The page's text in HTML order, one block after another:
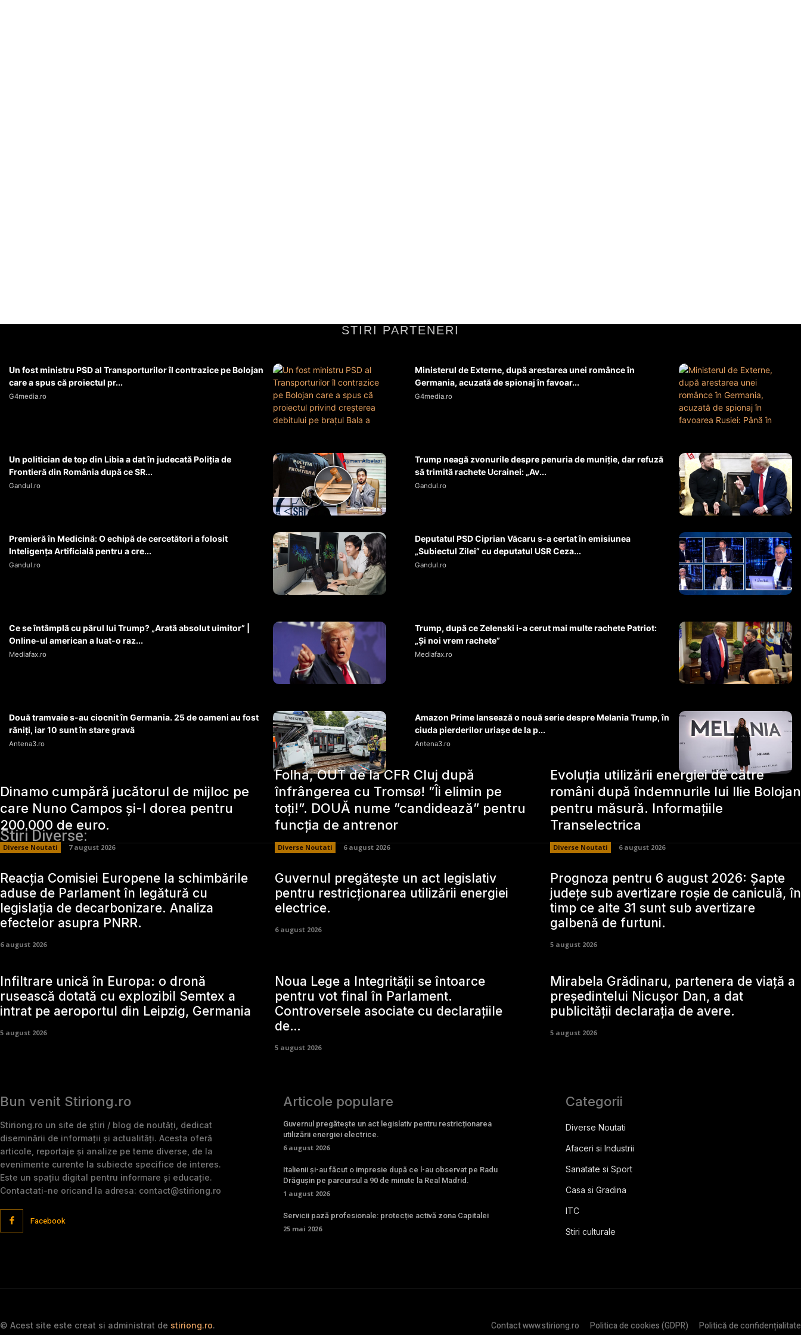
STIRI PARTENERI
Un fost ministru PSD al Transporturilor îl contrazice pe Bolojan
care a spus că proiectul pr...
G4media.ro
Ministerul de Externe, după arestarea unei românce în
Germania, acuzată de spionaj în favoar...
G4media.ro
Un politician de top din Libia a dat în judecată Poliția de
Frontieră din România după ce SR...
Gandul.ro
Trump neagă zvonurile despre penuria de muniție, dar refuză
să trimită rachete Ucrainei: „Av...
Gandul.ro
Premieră în Medicină: O echipă de cercetători a folosit
Inteligența Artificială pentru a cre...
Gandul.ro
Deputatul PSD Ciprian Văcaru s-a certat în emisiunea
„Subiectul Zilei” cu deputatul USR Ceza...
Gandul.ro
Ce se întâmplă cu părul lui Trump? „Arată absolut uimitor” |
Online-ul american a luat-o raz...
Mediafax.ro
Trump, după ce Zelenski i-a cerut mai multe rachete Patriot:
„Și noi vrem rachete”
Mediafax.ro
Două tramvaie s-au ciocnit în Germania. 25 de oameni au fost
răniți, iar 10 sunt în stare gravă
Antena3.ro
Amazon Prime lansează o nouă serie despre Melania Trump, în
ciuda pierderilor uriașe de la p...
Antena3.ro
Stiri Diverse:
Dinamo cumpără jucătorul de mijloc pe
care Nuno Campos și-l dorea pentru
200.000 de euro.
Diverse Noutati 7 august 2026
Folha, OUT de la CFR Cluj după
înfrângerea cu Tromsø! ”Îi elimin pe
toți!”. DOUĂ nume ”candidează” pentru
funcția de antrenor
Diverse Noutati 6 august 2026
Evoluția utilizării energiei de către
români după îndemnurile lui Ilie Bolojan
pentru măsură. Informațiile
Transelectrica
Diverse Noutati 6 august 2026
Reacția Comisiei Europene la schimbările
aduse de Parlament în legătură cu
legislația de decarbonizare. Analiza
efectelor asupra PNRR.
6 august 2026
Guvernul pregătește un act legislativ
pentru restricționarea utilizării energiei
electrice.
6 august 2026
Prognoza pentru 6 august 2026: Șapte
județe sub avertizare roșie de caniculă, în
timp ce alte 31 sunt sub avertizare
galbenă de furtuni.
5 august 2026
Infiltrare unică în Europa: o dronă
rusească dotată cu explozibil Semtex a
intrat pe aeroportul din Leipzig, Germania
5 august 2026
Noua Lege a Integrității se întoarce
pentru vot final în Parlament.
Controversele asociate cu declarațiile
de…
5 august 2026
Mirabela Grădinaru, partenera de viață a
președintelui Nicușor Dan, a dat
publicității declarația de avere.
5 august 2026
Bun venit Stiriong.ro
Stiriong.ro un site de știri / blog de noutăți, dedicat
diseminării de informații și actualități. Acesta oferă
articole, reportaje și analize pe teme diverse, de la
evenimente curente la subiecte specifice de interes.
Este un spațiu digital pentru informare și educație.
Contactati-ne oricand la adresa: contact@stiriong.ro
Facebook
Articole populare
Guvernul pregătește un act legislativ pentru restricționarea
utilizării energiei electrice.
6 august 2026
Italienii și-au făcut o impresie după ce l-au observat pe Radu
Drăgușin pe parcursul a 90 de minute la Real Madrid.
1 august 2026
Servicii pază profesionale: protecție activă zona Capitalei
25 mai 2026
Categorii
Diverse Noutati
Afaceri si Industrii
Sanatate si Sport
Casa si Gradina
ITC
Stiri culturale
© Acest site este creat si administrat de stiriong.ro.
Contact www.stiriong.ro Politica de cookies (GDPR) Politică de confidențialitate